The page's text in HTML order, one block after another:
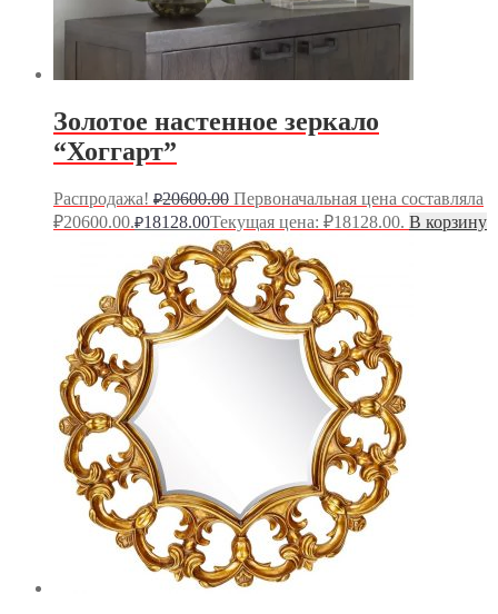
Золотое настенное зеркало
“Хоггарт”
Распродажа! ₽20600.00 Первоначальная цена составляла
₽20600.00.₽18128.00Текущая цена: ₽18128.00. В корзину